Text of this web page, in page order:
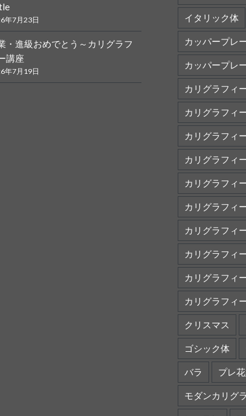
年7月23日
・進級おめでとう～カリグラフ
講座
年7月19日
イタリック体
カッパープレ
カッパープレ
カリグラフィ
カリグラフィ
カリグラフィ
カリグラフィ
カリグラフィ
カリグラフィ
カリグラフィ
カリグラフィ
カリグラフィ
カリグラフィ
クリスマス
ゴシック体
バラ プレ
モダンカリグ